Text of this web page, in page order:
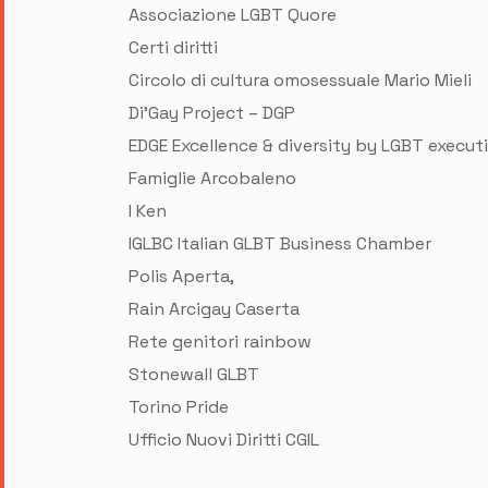
Associazione LGBT Quore
Certi diritti
Circolo di cultura omosessuale Mario Mieli
Di’Gay Project – DGP
EDGE Excellence & diversity by LGBT
Famiglie Arcobaleno
I Ken
IGLBC Italian GLBT Business Chamber
Polis Aperta,
Rain Arcigay Caserta
Rete genitori rainbow
Stonewall GLBT
Torino Pride
Ufficio Nuovi Diritti CGIL